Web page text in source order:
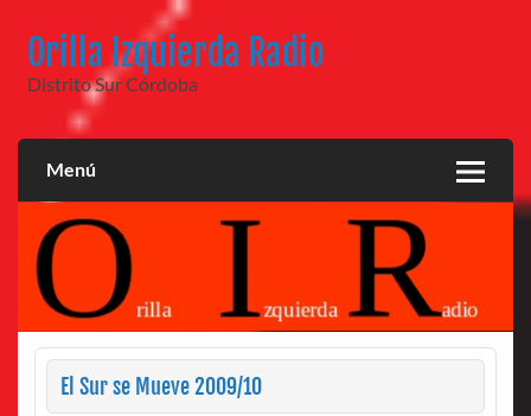
contenido
Orilla Izquierda Radio
Distrito Sur Córdoba
Menú
El Sur se Mueve 2009/10